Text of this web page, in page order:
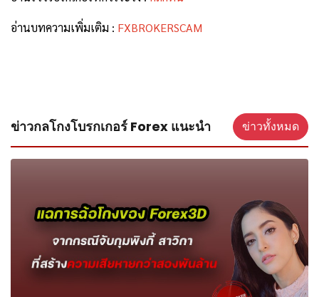
อ่านบทความเพิ่มเติม : FXBROKERSCAM
ข่าวกลโกงโบรกเกอร์ Forex แนะนำ ข่าวทั้งหมด